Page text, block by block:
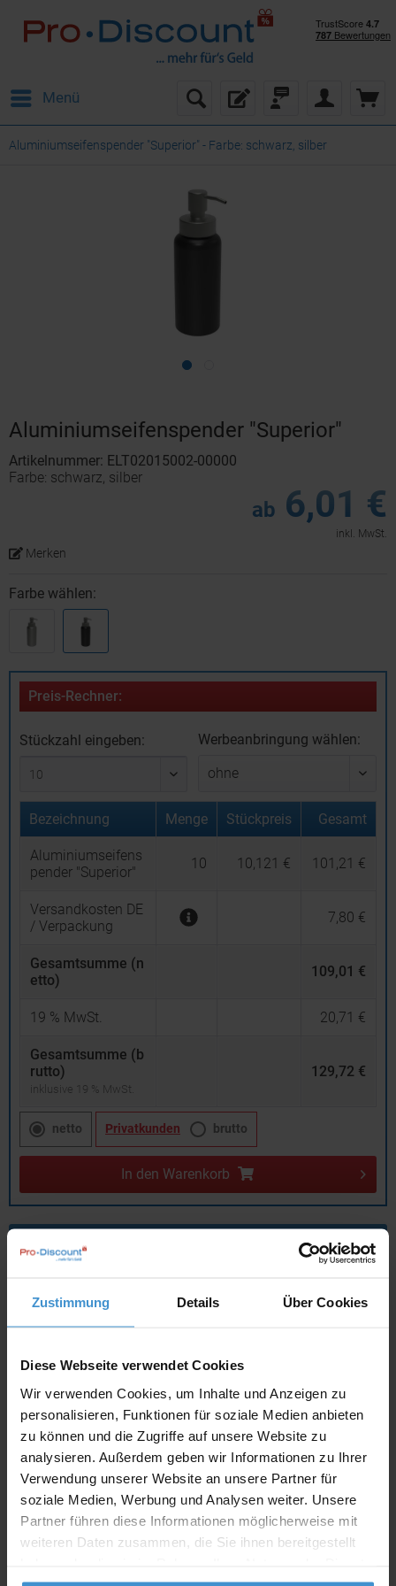
Zustimmung Details Über Cookies
Diese Webseite verwendet Cookies
Wir verwenden Cookies, um Inhalte und Anzeigen zu
personalisieren, Funktionen für soziale Medien anbieten
zu können und die Zugriffe auf unsere Website zu
analysieren. Außerdem geben wir Informationen zu Ihrer
Verwendung unserer Website an unsere Partner für
soziale Medien, Werbung und Analysen weiter. Unsere
Partner führen diese Informationen möglicherweise mit
weiteren Daten zusammen, die Sie ihnen bereitgestellt
Menü
Aluminiumseifenspender "Superior" - Farbe: schwarz, silber
Aluminiumseifenspender "Superior"
Artikelnummer: ELT02015002-00000
Farbe: schwarz, silber
ab 6,01 €
inkl. MwSt.
Merken
Farbe wählen:
Preis-Rechner:
Stückzahl eingeben: Werbeanbringung wählen:
Bezeichnung Menge Stückpreis Gesamt
Aluminiumseifens
pender "Superior"
10 10,121 € 101,21 €
Versandkosten DE
/ Verpackung
7,80 €
Gesamtsumme (n
etto)
109,01 €
19 % MwSt. 20,71 €
Gesamtsumme (b
rutto)
inklusive 19 % MwSt.
129,72 €
netto Privatkunden brutto
In den Warenkorb
Artikel mit Werbeanbringung: ca. 10 Werktage
Muster mit Ihrer
Werbeanbringung zur Freigabe
der Produktion:
ca. 10 Werktage
Artikel ohne Werbeanbringung: ca. 3 - 5 Werktage
ca. 3 - 5 Werktage